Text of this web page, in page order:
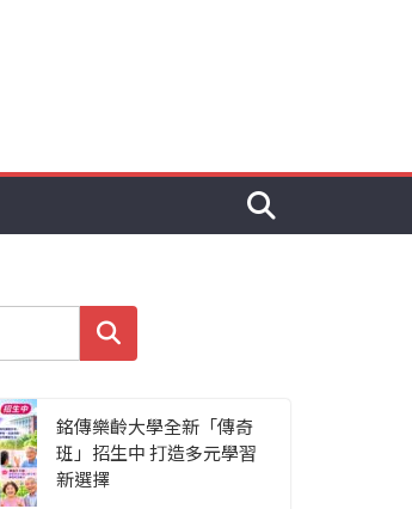
搜尋
銘傳樂齡大學全新「傳奇
班」招生中 打造多元學習
新選擇